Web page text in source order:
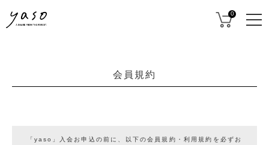
0
会員規約
「yaso」入会お申込の前に、以下の会員規約・利用規約を必ずお